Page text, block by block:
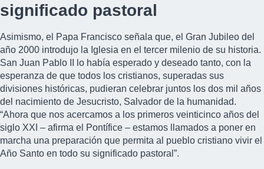
significado pastoral
Asimismo, el Papa Francisco señala que, el Gran Jubileo del
año 2000 introdujo la Iglesia en el tercer milenio de su historia.
San Juan Pablo II lo había esperado y deseado tanto, con la
esperanza de que todos los cristianos, superadas sus
divisiones históricas, pudieran celebrar juntos los dos mil años
del nacimiento de Jesucristo, Salvador de la humanidad.
“Ahora que nos acercamos a los primeros veinticinco años del
siglo XXI – afirma el Pontífice – estamos llamados a poner en
marcha una preparación que permita al pueblo cristiano vivir el
Año Santo en todo su significado pastoral”.